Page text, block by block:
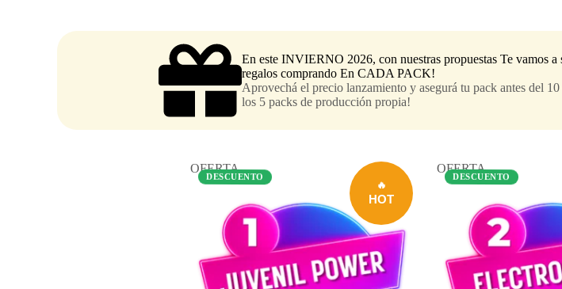
En este INVIERNO 2026, con nuestras propuestas Te
regalos comprando En CADA PACK!
Aprovechá el precio lanzamiento y asegurá tu pack antes del
los 5 packs de producción propia!
DESCUENTO
OFERTA
DESCUENTO
OFERTA